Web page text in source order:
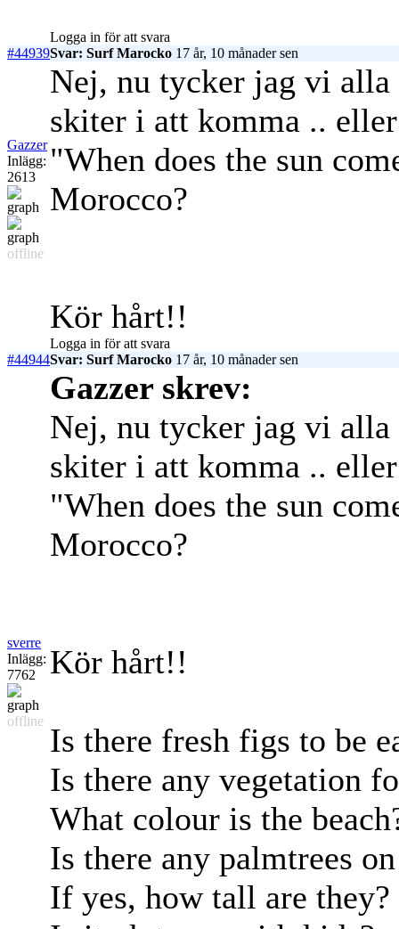
Logga in för att svara
#44939Svar: Surf Marocko 17 år, 10 månader sen
Gazzer
Inlägg:
2613
offline
Nej, nu tycker jag vi alla
skiter i att komma ..
"When does the sun
Morocco?
Kör hårt!!
Logga in för att svara
#44944Svar: Surf Marocko 17 år, 10 månader sen
sverre
Inlägg:
7762
offline
Gazzer skrev:
Nej, nu tycker jag vi alla
skiter i att komma ..
"When does the sun
Morocco?
Kör hårt!!
Is there fresh figs to be
Is there any vegetation
What colour is the
Is there any palmtrees
If yes, how tall are they?